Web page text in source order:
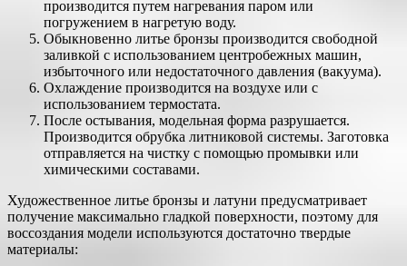
производится путем нагревания паром или
погружением в нагретую воду.
Обыкновенно литье бронзы производится свободной
заливкой с использованием центробежных машин,
избыточного или недостаточного давления (вакуума).
Охлаждение производится на воздухе или с
использованием термостата.
После остывания, модельная форма разрушается.
Производится обрубка литниковой системы. Заготовка
отправляется на чистку с помощью промывки или
химическими составами.
Художественное литье бронзы и латуни предусматривает
получение максимально гладкой поверхности, поэтому для
воссоздания модели используются достаточно твердые
материалы: